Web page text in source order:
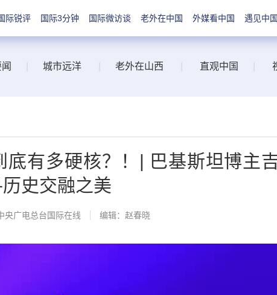
际锐评 国际3分钟 国际微访谈 老外在中国 外媒看中国 遇见中国
城市远洋 老外在山西 直观中国
底有多硬核？！| 巴基斯坦博主
史交融之美
央广电总台国际在线 编辑：赵春晓